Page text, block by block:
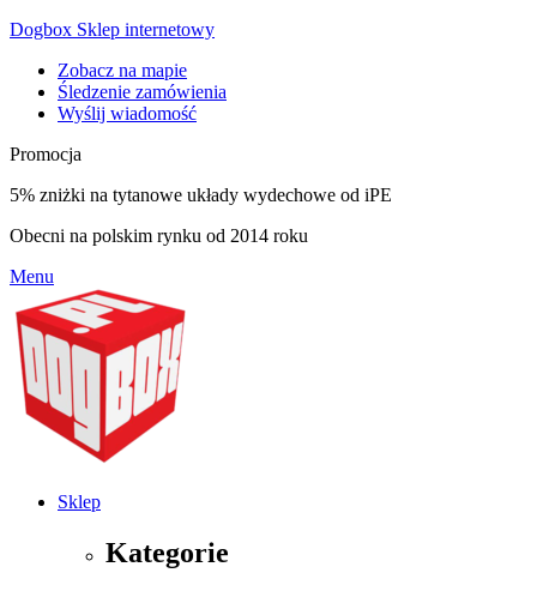
Dogbox Sklep internetowy
Zobacz na mapie
Śledzenie zamówienia
Wyślij wiadomość
Promocja
5% zniżki na tytanowe układy wydechowe od iPE
Obecni na polskim rynku od 2014 roku
Menu
Sklep
Kategorie